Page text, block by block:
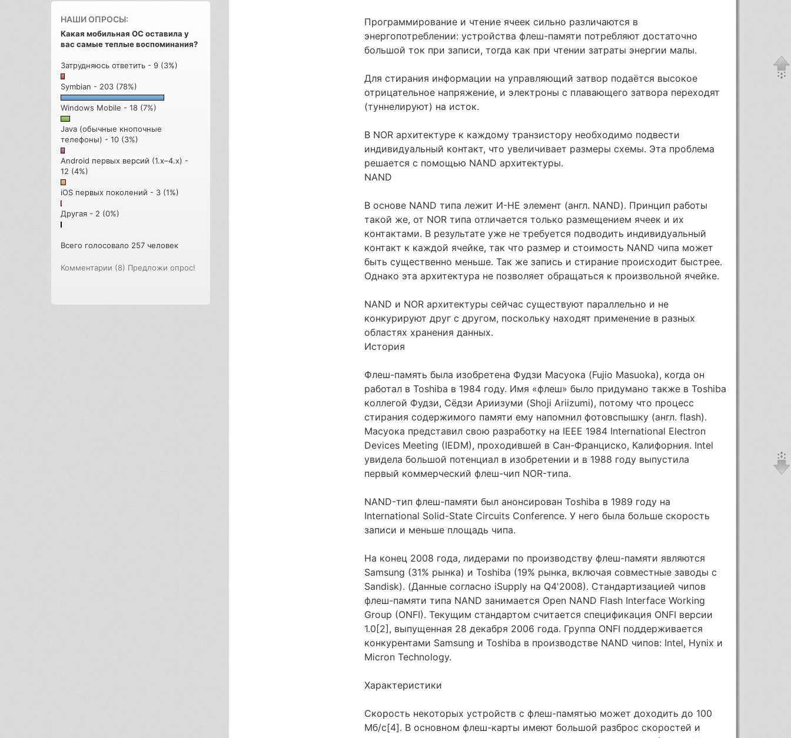
НАШИ ОПРОСЫ:
Какая мобильная ОС оставила у
вас самые теплые воспоминания?
Затрудняюсь ответить - 9 (3%)
Symbian - 203 (78%)
Windows Mobile - 18 (7%)
Java (обычные кнопочные
телефоны) - 10 (3%)
Android первых версий (1.x–4.x) -
12 (4%)
iOS первых поколений - 3 (1%)
Другая - 2 (0%)
Всего голосовало 257 человек
Комментарии (8) Предложи опрос!
Программирование и чтение ячеек сильно различаются в
энергопотреблении: устройства флеш-памяти потребляют достаточно
большой ток при записи, тогда как при чтении затраты энергии малы.
Для стирания информации на управляющий затвор подаётся высокое
отрицательное напряжение, и электроны с плавающего затвора переходят
(туннелируют) на исток.
В NOR архитектуре к каждому транзистору необходимо подвести
индивидуальный контакт, что увеличивает размеры схемы. Эта проблема
решается с помощью NAND архитектуры.
NAND
В основе NAND типа лежит И-НЕ элемент (англ. NAND). Принцип работы
такой же, от NOR типа отличается только размещением ячеек и их
контактами. В результате уже не требуется подводить индивидуальный
контакт к каждой ячейке, так что размер и стоимость NAND чипа может
быть существенно меньше. Так же запись и стирание происходит быстрее.
Однако эта архитектура не позволяет обращаться к произвольной ячейке.
NAND и NOR архитектуры сейчас существуют параллельно и не
конкурируют друг с другом, поскольку находят применение в разных
областях хранения данных.
История
Флеш-память была изобретена Фудзи Масуока (Fujio Masuoka), когда он
работал в Toshiba в 1984 году. Имя «флеш» было придумано также в Toshiba
коллегой Фудзи, Сёдзи Ариизуми (Shoji Ariizumi), потому что процесс
стирания содержимого памяти ему напомнил фотовспышку (англ. flash).
Масуока представил свою разработку на IEEE 1984 International Electron
Devices Meeting (IEDM), проходившей в Сан-Франциско, Калифорния. Intel
увидела большой потенциал в изобретении и в 1988 году выпустила
первый коммерческий флеш-чип NOR-типа.
NAND-тип флеш-памяти был анонсирован Toshiba в 1989 году на
International Solid-State Circuits Conference. У него была больше скорость
записи и меньше площадь чипа.
На конец 2008 года, лидерами по производству флеш-памяти являются
Samsung (31% рынка) и Toshiba (19% рынка, включая совместные заводы с
Sandisk). (Данные согласно iSupply на Q4'2008). Стандартизацией чипов
флеш-памяти типа NAND занимается Open NAND Flash Interface Working
Group (ONFI). Текущим стандартом считается спецификация ONFI версии
1.0[2], выпущенная 28 декабря 2006 года. Группа ONFI поддерживается
конкурентами Samsung и Toshiba в производстве NAND чипов: Intel, Hynix и
Micron Technology.
Характеристики
Скорость некоторых устройств с флеш-памятью может доходить до 100
Мб/с[4]. В основном флеш-карты имеют большой разброс скоростей и